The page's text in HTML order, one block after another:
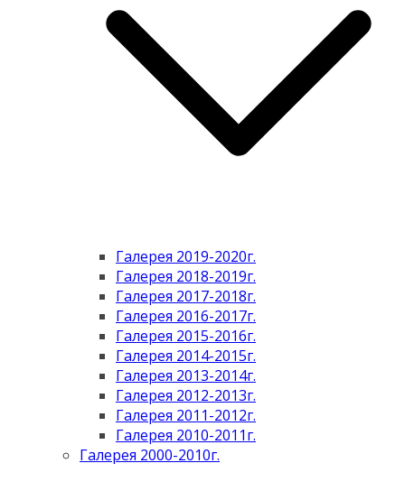
Галерея 2019-2020г.
Галерея 2018-2019г.
Галерея 2017-2018г.
Галерея 2016-2017г.
Галерея 2015-2016г.
Галерея 2014-2015г.
Галерея 2013-2014г.
Галерея 2012-2013г.
Галерея 2011-2012г.
Галерея 2010-2011г.
Галерея 2000-2010г.